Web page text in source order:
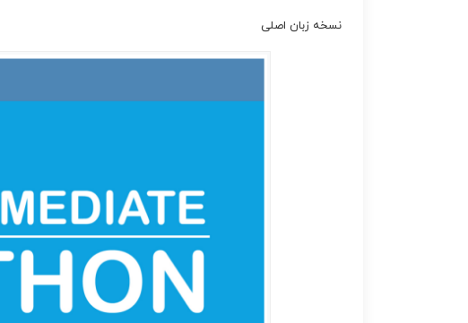
نسخه زبان اصلی